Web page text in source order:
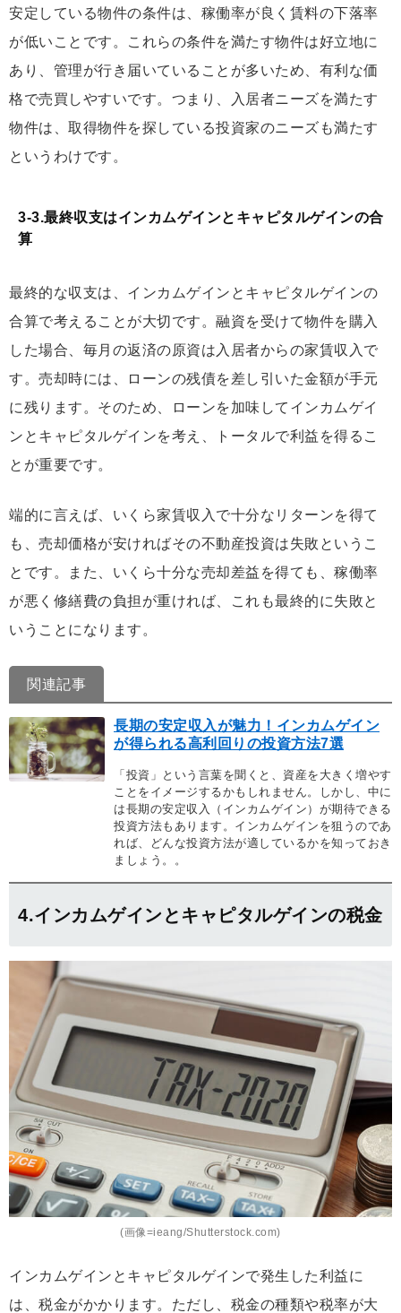
安定している物件の条件は、稼働率が良く賃料の下落率
が低いことです。これらの条件を満たす物件は好立地に
あり、管理が行き届いていることが多いため、有利な価
格で売買しやすいです。つまり、入居者ニーズを満たす
物件は、取得物件を探している投資家のニーズも満たす
というわけです。
3-3.最終収支はインカムゲインとキャピタルゲインの合
算
最終的な収支は、インカムゲインとキャピタルゲインの
合算で考えることが大切です。融資を受けて物件を購入
した場合、毎月の返済の原資は入居者からの家賃収入で
す。売却時には、ローンの残債を差し引いた金額が手元
に残ります。そのため、ローンを加味してインカムゲイ
ンとキャピタルゲインを考え、トータルで利益を得るこ
とが重要です。
端的に言えば、いくら家賃収入で十分なリターンを得て
も、売却価格が安ければその不動産投資は失敗というこ
とです。また、いくら十分な売却差益を得ても、稼働率
が悪く修繕費の負担が重ければ、これも最終的に失敗と
いうことになります。
関連記事
長期の安定収入が魅力！インカムゲイン
が得られる高利回りの投資方法7選
「投資」という言葉を聞くと、資産を大きく増やす
ことをイメージするかもしれません。しかし、中に
は長期の安定収入（インカムゲイン）が期待できる
投資方法もあります。インカムゲインを狙うのであ
れば、どんな投資方法が適しているかを知っておき
ましょう。。
4.インカムゲインとキャピタルゲインの税金
(画像=ieang/Shutterstock.com)
インカムゲインとキャピタルゲインで発生した利益に
は、税金がかかります。ただし、税金の種類や税率が大